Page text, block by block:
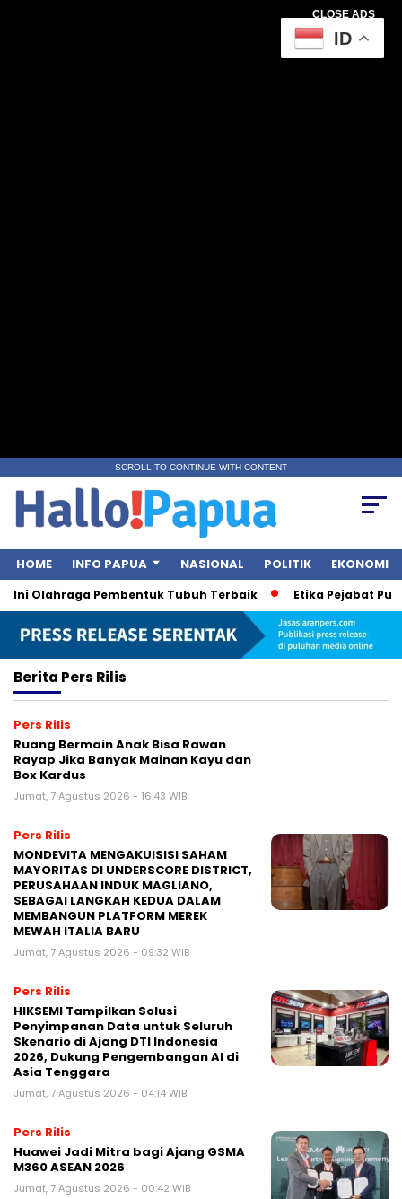
CLOSE ADS
SCROLL TO CONTINUE WITH CONTENT
HOME INFO PAPUA NASIONAL POLITIK EKONOMI
Olahraga Pembentuk Tubuh Terbaik Etika Pejabat Publik
Berita Pers Rilis
Pers Rilis
Ruang Bermain Anak Bisa Rawan
Rayap Jika Banyak Mainan Kayu dan
Box Kardus
Jumat, 7 Agustus 2026 - 16:43 WIB
Pers Rilis
MONDEVITA MENGAKUISISI SAHAM
MAYORITAS DI UNDERSCORE DISTRICT,
PERUSAHAAN INDUK MAGLIANO,
SEBAGAI LANGKAH KEDUA DALAM
MEMBANGUN PLATFORM MEREK
MEWAH ITALIA BARU
Jumat, 7 Agustus 2026 - 09:32 WIB
Pers Rilis
HIKSEMI Tampilkan Solusi
Penyimpanan Data untuk Seluruh
Skenario di Ajang DTI Indonesia
2026, Dukung Pengembangan AI di
Asia Tenggara
Jumat, 7 Agustus 2026 - 04:14 WIB
Pers Rilis
Huawei Jadi Mitra bagi Ajang GSMA
M360 ASEAN 2026
Jumat, 7 Agustus 2026 - 00:42 WIB
ID